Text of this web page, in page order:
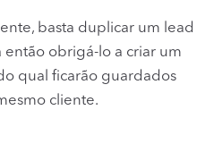
basta duplicar um lead
então obrigá-lo a criar um
qual ficarão guardados
cliente.